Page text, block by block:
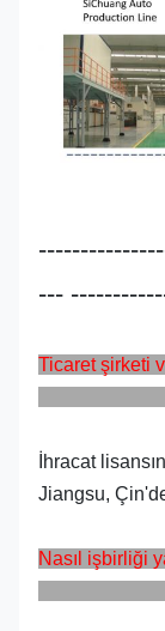
---
Ticaret şirketi
İhracat
Jiangsu,
Nasıl işbirliği